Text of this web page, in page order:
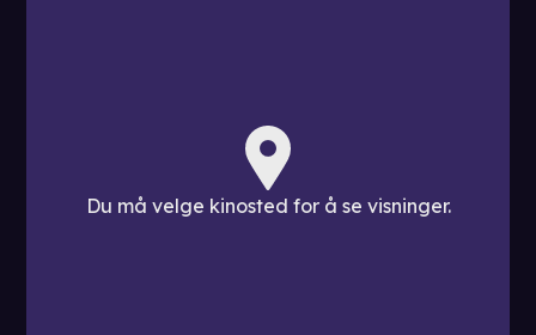
Du må velge kinosted for å se visninger.